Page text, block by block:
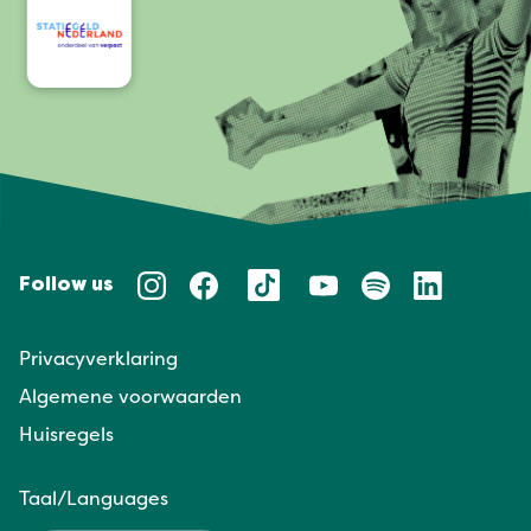
Follow us
Privacyverklaring
Algemene voorwaarden
Huisregels
Taal/Languages